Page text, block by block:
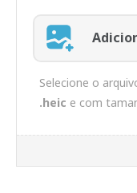
Selecione o
.heic e com